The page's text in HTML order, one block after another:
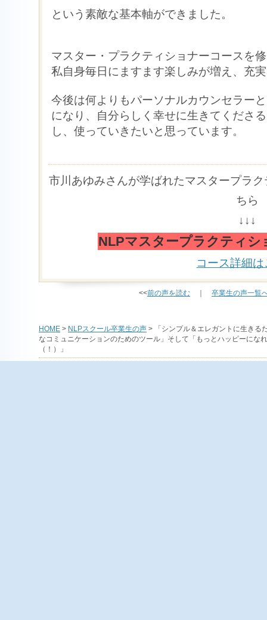
という素敵な基本軸ができました。
マスター・プラクティショナーコースを
私自身毎日にますます楽しみが増え、充
今後は何よりもパーソナルカウンセラー
になり、自分らしく幸せに生きてくださ
し、使っていきたいと思っています。
市川あゆみさんが学ばれたマスタープラ
ちら
↓↓↓
NLPマスタープラクティシ
コース詳細
<<前の声を読む 卒業生の声一覧
HOME > NLPスクール卒業生の声 > 「シンプル＆エレガントに生きる
なコミュニケーションのためのツール」そして「もっとハッピーにな
（！）」